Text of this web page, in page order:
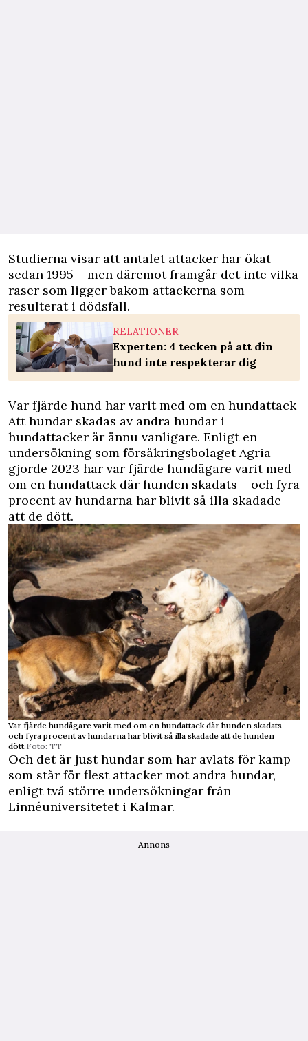
Studierna visar att antalet attacker har ökat
sedan 1995 – men däremot framgår det inte vilka
raser som ligger bakom attackerna som
resulterat i dödsfall.
RELATIONER
Experten: 4 tecken på att din
hund inte respekterar dig
Var fjärde hund har varit med om en hundattack
Att hundar skadas av andra hundar i
hundattacker är ännu vanligare. Enligt en
undersökning som försäkringsbolaget Agria
gjorde 2023 har var fjärde hundägare varit med
om en hundattack där hunden skadats – och fyra
procent av hundarna har blivit så illa skadade
att de dött.
Var fjärde hundägare varit med om en hundattack där hunden skadats –
och fyra procent av hundarna har blivit så illa skadade att de hunden
dött.Foto: TT
Och det är just hundar som har avlats för kamp
som står för flest attacker mot andra hundar,
enligt två större undersökningar från
Linnéuniversitetet i Kalmar.
Annons